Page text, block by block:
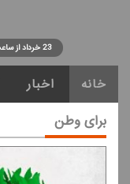
23 خرداد از ساعت 10 الی 14 و 16 الی 20 به مدت 480 دقیقه
خانه اخبار
برای وطن